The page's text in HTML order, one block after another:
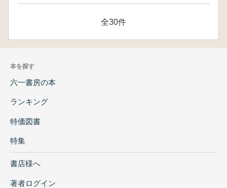
全30件
本を探す
六一書房の本
ランキング
特価図書
特集
書店様へ
著者ログイン